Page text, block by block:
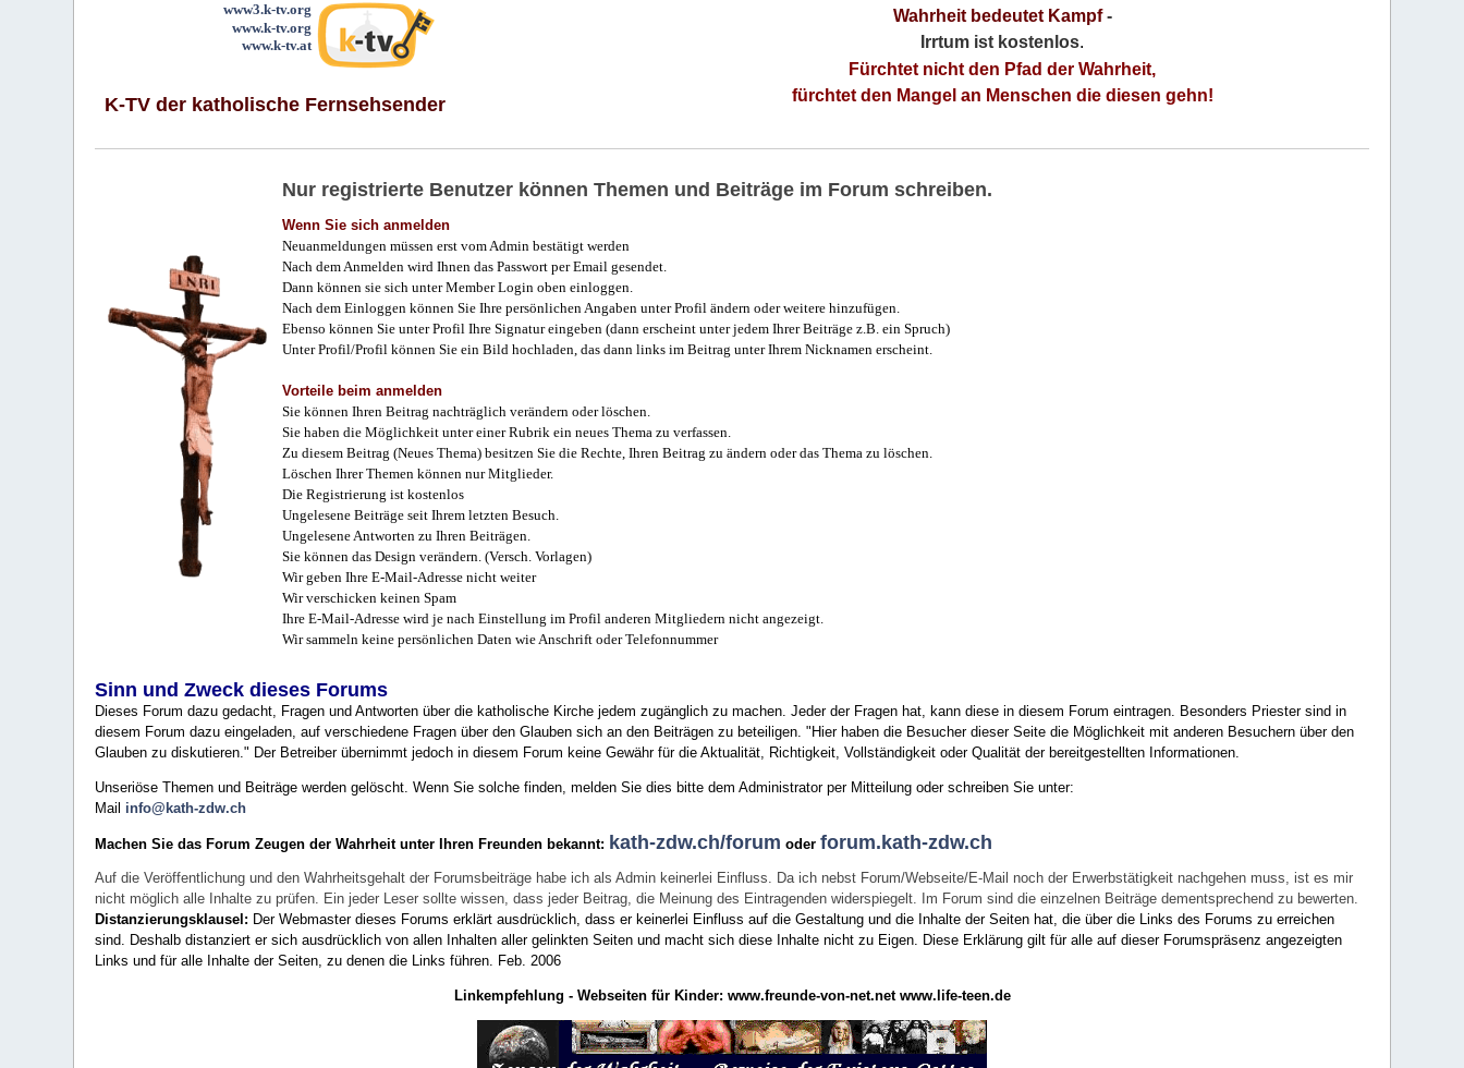
www3.k-tv.org
www.k-tv.org
www.k-tv.at
K-TV der katholische Fernsehsender
Wahrheit bedeutet Kampf-
Irrtum ist kostenlos.
Fürchtet nicht den Pfad der Wahrheit,
fürchtet den Mangel an Menschen die diesen gehn!
Nur registrierte Benutzer können Themen und Beiträge im Forum schreiben.
Wenn Sie sich anmelden
Neuanmeldungen müssen erst vom Admin bestätigt werden
Nach dem Anmelden wird Ihnen das Passwort per Email gesendet.
Dann können sie sich unter Member Login oben einloggen.
Nach dem Einloggen können Sie Ihre persönlichen Angaben unter Profil ändern oder weitere hinzufügen.
Ebenso können Sie unter Profil Ihre Signatur eingeben (dann erscheint unter jedem Ihrer Beiträge z.B. ein Spruch)
Unter Profil/Profil können Sie ein Bild hochladen, das dann links im Beitrag unter Ihrem Nicknamen erscheint.
Vorteile beim anmelden
Sie können Ihren Beitrag nachträglich verändern oder löschen.
Sie haben die Möglichkeit unter einer Rubrik ein neues Thema zu verfassen.
Zu diesem Beitrag (Neues Thema) besitzen Sie die Rechte, Ihren Beitrag zu ändern oder das Thema zu löschen.
Löschen Ihrer Themen können nur Mitglieder.
Die Registrierung ist kostenlos
Ungelesene Beiträge seit Ihrem letzten Besuch.
Ungelesene Antworten zu Ihren Beiträgen.
Sie können das Design verändern. (Versch. Vorlagen)
Wir geben Ihre E-Mail-Adresse nicht weiter
Wir verschicken keinen Spam
Ihre E-Mail-Adresse wird je nach Einstellung im Profil anderen Mitgliedern nicht angezeigt.
Wir sammeln keine persönlichen Daten wie Anschrift oder Telefonnummer
Sinn und Zweck dieses Forums
Dieses Forum dazu gedacht, Fragen und Antworten über die katholische Kirche jedem zugänglich zu machen. Jeder der Fragen hat, kann diese in diesem Forum eintragen. Besonders Priester sind in
diesem Forum dazu eingeladen, auf verschiedene Fragen über den Glauben sich an den Beiträgen zu beteiligen. "Hier haben die Besucher dieser Seite die Möglichkeit mit anderen Besuchern über den
Glauben zu diskutieren." Der Betreiber übernimmt jedoch in diesem Forum keine Gewähr für die Aktualität, Richtigkeit, Vollständigkeit oder Qualität der bereitgestellten Informationen.
Unseriöse Themen und Beiträge werden gelöscht. Wenn Sie solche finden, melden Sie dies bitte dem Administrator per Mitteilung oder schreiben Sie unter:
Mail info@kath-zdw.ch
Machen Sie das Forum Zeugen der Wahrheit unter Ihren Freunden bekannt: kath-zdw.ch/forum oderforum.kath-zdw.ch
Auf die Veröffentlichung und den Wahrheitsgehalt der Forumsbeiträge habe ich als Admin keinerlei Einfluss. Da ich nebst Forum/Webseite/E-Mail noch der Erwerbstätigkeit nachgehen muss, ist es mir
nicht möglich alle Inhalte zu prüfen. Ein jeder Leser sollte wissen, dass jeder Beitrag, die Meinung des Eintragenden widerspiegelt. Im Forum sind die einzelnen Beiträge dementsprechend zu bewerten.
Distanzierungsklausel: Der Webmaster dieses Forums erklärt ausdrücklich, dass er keinerlei Einfluss auf die Gestaltung und die Inhalte der Seiten hat, die über die Links des Forums zu erreichen
sind. Deshalb distanziert er sich ausdrücklich von allen Inhalten aller gelinkten Seiten und macht sich diese Inhalte nicht zu Eigen. Diese Erklärung gilt für alle auf dieser Forumspräsenz angezeigten
Links und für alle Inhalte der Seiten, zu denen die Links führen. Feb. 2006
Linkempfehlung - Webseiten für Kinder: www.freunde-von-net.net www.life-teen.de